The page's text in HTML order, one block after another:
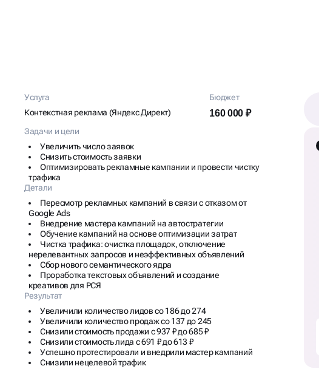
ДОСТАВКИ ЦВЕТОВ
Услуга
Контекстная реклама (Яндекс Директ)
Бюджет
160 000 ₽
Задачи и цели
Увеличить число заявок
Снизить стоимость заявки
Оптимизировать рекламные кампании и провести чистку
трафика
Детали
Пересмотр рекламных кампаний в связи с отказом от
Google Ads
Внедрение мастера кампаний на автостратегии
Обучение кампаний на основе оптимизации затрат
Чистка трафика: очистка площадок, отключение
нерелевантных запросов и неэффективных объявлений
Сбор нового семантического ядра
Проработка текстовых объявлений и создание
креативов для РСЯ
Результат
Увеличили количество лидов со 186 до 274
Увеличили количество продаж со 137 до 245
Снизили стоимость продажи с 937 ₽ до 685 ₽
Снизили стоимость лида с 691 ₽ до 613 ₽
Успешно протестировали и внедрили мастер кампаний
Снизили нецелевой трафик